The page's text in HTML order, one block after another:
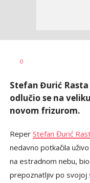
AUTOR
0
Stefan Đurić
odlučio se na
novom frizurom.
Reper Stefan Đurić
nedavno potkačila
na estradnom nebu,
prepoznatljiv po svojoj